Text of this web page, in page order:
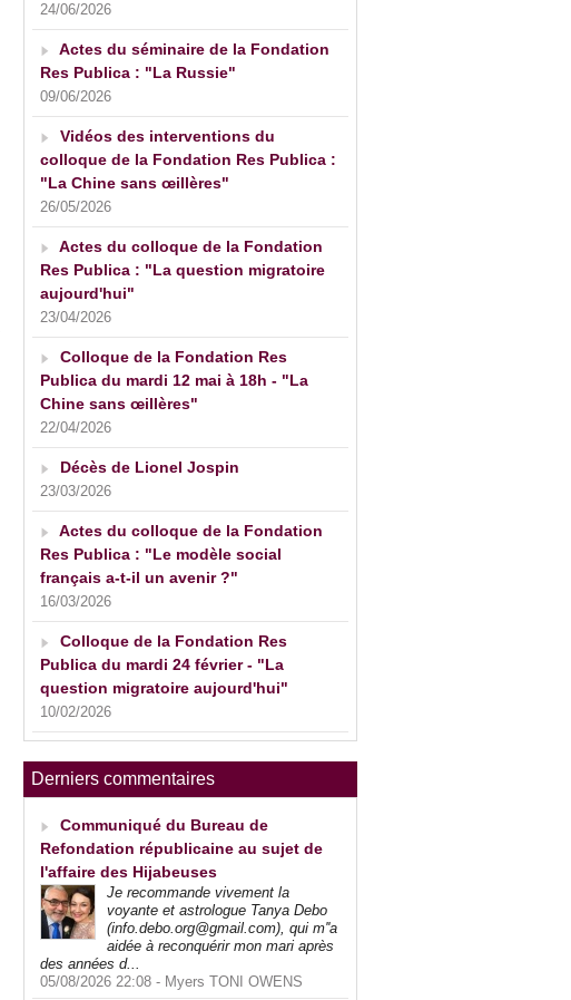
24/06/2026
Actes du séminaire de la Fondation
Res Publica : "La Russie"
09/06/2026
Vidéos des interventions du
colloque de la Fondation Res Publica :
"La Chine sans œillères"
26/05/2026
Actes du colloque de la Fondation
Res Publica : "La question migratoire
aujourd'hui"
23/04/2026
Colloque de la Fondation Res
Publica du mardi 12 mai à 18h - "La
Chine sans œillères"
22/04/2026
Décès de Lionel Jospin
23/03/2026
Actes du colloque de la Fondation
Res Publica : "Le modèle social
français a-t-il un avenir ?"
16/03/2026
Colloque de la Fondation Res
Publica du mardi 24 février - "La
question migratoire aujourd'hui"
10/02/2026
Derniers commentaires
Communiqué du Bureau de
Refondation républicaine au sujet de
l'affaire des Hijabeuses
Je recommande vivement la
voyante et astrologue Tanya Debo
(info.debo.org@gmail.com), qui m''a
aidée à reconquérir mon mari après
des années d...
05/08/2026 22:08 - Myers TONI OWENS